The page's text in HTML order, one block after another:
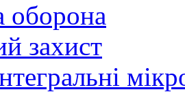
оборона
захист